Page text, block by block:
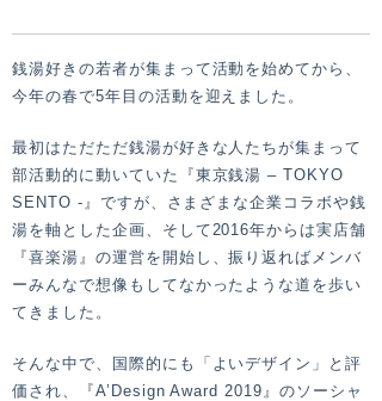
銭湯好きの若者が集まって活動を始めてから、
今年の春で5年目の活動を迎えました。
最初はただただ銭湯が好きな人たちが集まって
部活動的に動いていた『東京銭湯 – TOKYO
SENTO -』ですが、さまざまな企業コラボや銭
湯を軸とした企画、そして2016年からは実店舗
『喜楽湯』の運営を開始し、振り返ればメンバ
ーみんなで想像もしてなかったような道を歩い
てきました。
そんな中で、国際的にも「よいデザイン」と評
価され、『A’Design Award 2019』のソーシャ